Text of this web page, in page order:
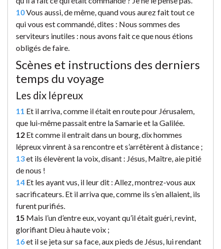
10Vous aussi, de même, quand vous aurez fait tout ce
qui vous est commandé, dites : Nous sommes des
serviteurs inutiles : nous avons fait ce que nous étions
obligés de faire.
Scènes et instructions des derniers
temps du voyage
Les dix lépreux
11 Et il arriva, comme il était en route pour Jérusalem,
que lui-même passait entre la Samarie et la Galilée.
12 Et comme il entrait dans un bourg, dix hommes
lépreux vinrent à sa rencontre et s’arrêtèrent à distance ;
13et ils élevèrent la voix, disant : Jésus, Maître, aie pitié
de nous !
14 Et les ayant vus, il leur dit : Allez, montrez-vous aux
sacrificateurs. Et il arriva que, comme ils s’en allaient, ils
furent purifiés.
15 Mais l’un d’entre eux, voyant qu’il était guéri, revint,
glorifiant Dieu à haute voix ;
16et il se jeta sur sa face, aux pieds de Jésus, lui rendant